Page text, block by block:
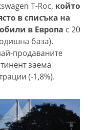
T-Roc, който
в списъка на
в Европа с 20
база).
продаваните
заема
(-1,8%).